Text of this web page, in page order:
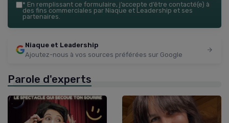
* En remplissant ce formulaire, j’accepte d’être contacté(e) à
des fins commerciales par Niaque et Leadership et ses
partenaires.
Niaque et Leadership
Ajoutez-nous à vos sources préférées sur Google
Parole d'experts